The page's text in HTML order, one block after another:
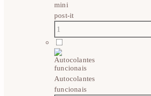
mini
post-it
Autocolantes
funcionais